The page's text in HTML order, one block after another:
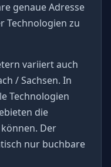
genaue Adresse
Technologien zu
variiert auch
/ Sachsen. In
Technologien
die
Der
nur buchbare